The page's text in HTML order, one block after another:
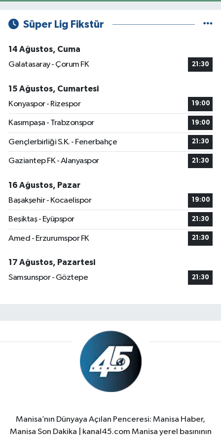
Süper Lig Fikstür
14 Ağustos, Cuma
Galatasaray - Çorum FK
21:30
15 Ağustos, Cumartesi
Konyaspor - Rizespor
19:00
Kasımpaşa - Trabzonspor 19:00
Gençlerbirliği S.K. - Fenerbahçe 21:30
Gaziantep FK - Alanyaspor 21:30
16 Ağustos, Pazar
Başakşehir - Kocaelispor
19:00
Beşiktaş - Eyüpspor 21:30
Amed - Erzurumspor FK 21:30
17 Ağustos, Pazartesi
Samsunspor - Göztepe
21:30
Manisa’nın Dünyaya Açılan Penceresi: Manisa Haber,
Manisa Son Dakika | kanal45.com Manisa yerel basınının